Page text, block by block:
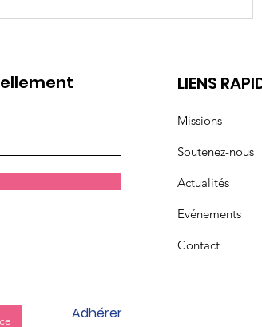
7 mars 2026: Droits des
LIENS
Missions
Soutenez-nous
Actualités
Evénements
Contact
Adhérer